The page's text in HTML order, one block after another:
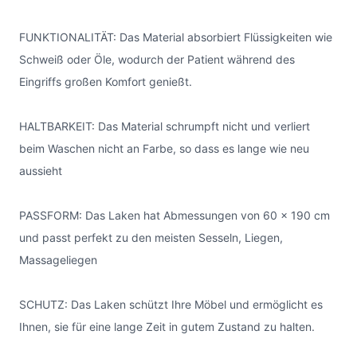
FUNKTIONALITÄT: Das Material absorbiert Flüssigkeiten wie
Schweiß oder Öle, wodurch der Patient während des
Eingriffs großen Komfort genießt.
HALTBARKEIT: Das Material schrumpft nicht und verliert
beim Waschen nicht an Farbe, so dass es lange wie neu
aussieht
PASSFORM: Das Laken hat Abmessungen von 60 x 190 cm
und passt perfekt zu den meisten Sesseln, Liegen,
Massageliegen
SCHUTZ: Das Laken schützt Ihre Möbel und ermöglicht es
Ihnen, sie für eine lange Zeit in gutem Zustand zu halten.